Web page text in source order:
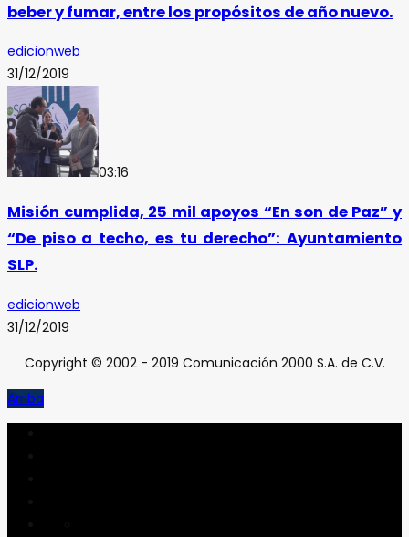
beber y fumar, entre los propósitos de año nuevo.
edicionweb
31/12/2019
03:16
Misión cumplida, 25 mil apoyos “En son de Paz” y
“De piso a techo, es tu derecho”: Ayuntamiento
SLP.
edicionweb
31/12/2019
Copyright © 2002 - 2019 Comunicación 2000 S.A. de C.V.
Arriba